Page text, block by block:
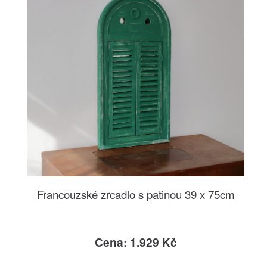
Francouzské zrcadlo s patinou 39 x 75cm
Cena: 1.929 Kč